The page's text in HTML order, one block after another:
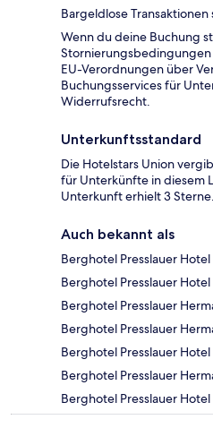
Bargeldlose
Wenn du deine Buchung
EU-Verordnungen über
Buchungsservices für
Widerrufsrecht.
Unterkunftsstandard
Die Hotelstars Union
für Unterkünfte in diesem
Unterkunft erhielt 3 Sterne.
Auch bekannt als
Berghotel Presslauer
Berghotel Presslauer Hotel
Berghotel Presslauer
Berghotel Presslauer
Berghotel Presslauer Hotel
Berghotel Presslauer
Berghotel Presslauer